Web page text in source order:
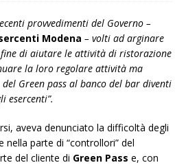
provvedimenti del Governo –
Modena – volti ad arginare
fine di aiutare le attività di ristorazione
la loro regolare attività ma
Green pass al banco del bar diventi
esercenti”.
aveva denunciato la difficoltà degli
nella parte di “controllori” del
del cliente di Green Pass e, con